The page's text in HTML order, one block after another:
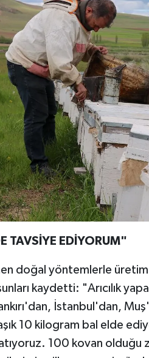
TAVSİYE EDİYORUM"
doğal yöntemlerle üretim
kaydetti: "Arıcılık
İstanbul'dan,
10 kilogram bal elde
100 kovan olduğu